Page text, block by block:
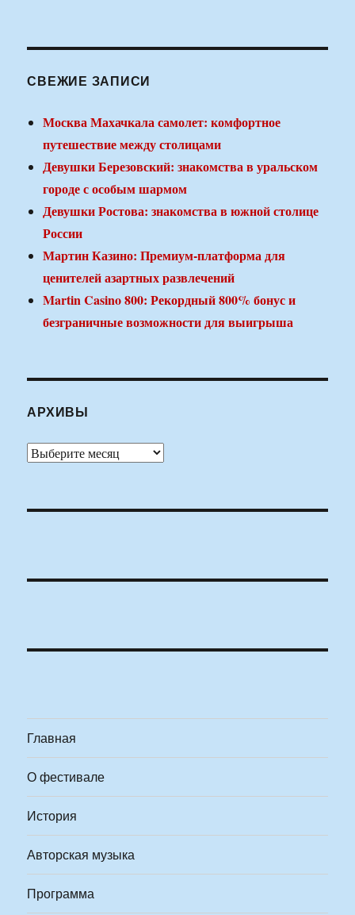
СВЕЖИЕ ЗАПИСИ
Москва Махачкала самолет: комфортное
путешествие между столицами
Девушки Березовский: знакомства в уральском
городе с особым шармом
Девушки Ростова: знакомства в южной столице
России
Мартин Казино: Премиум-платформа для
ценителей азартных развлечений
Martin Casino 800: Рекордный 800% бонус и
безграничные возможности для выигрыша
АРХИВЫ
Архивы
Главная
О фестивале
История
Авторская музыка
Программа